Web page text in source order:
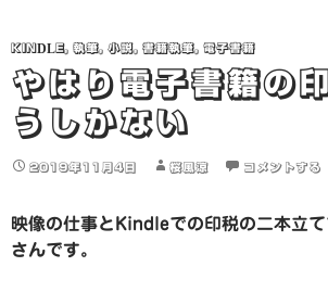
KINDLE, 執筆, 小説, 書籍執筆, 電子書籍
やはり電子書籍の
うしかない
2019年11月4日 桜風涼 コメントする
映像の仕事とKindleでの印税の二本立
さんです。